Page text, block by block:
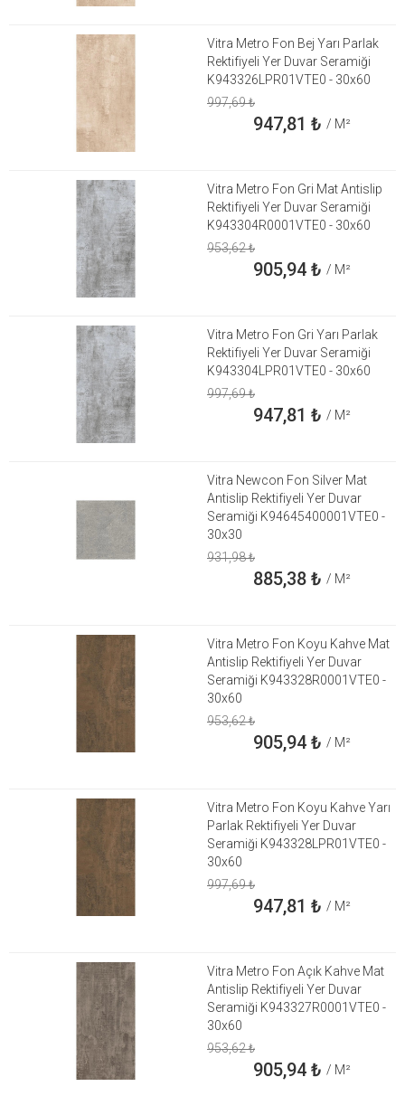
Vitra Metro Fon Bej Yarı Parlak
Rektifiyeli Yer Duvar Seramiği
K943326LPR01VTE0 - 30x60
997,69₺
947,81 ₺ / M²
Vitra Metro Fon Gri Mat Antislip
Rektifiyeli Yer Duvar Seramiği
K943304R0001VTE0 - 30x60
953,62₺
905,94₺ / M²
Vitra Metro Fon Gri Yarı Parlak
Rektifiyeli Yer Duvar Seramiği
K943304LPR01VTE0 - 30x60
997,69₺
947,81 ₺ / M²
Vitra Newcon Fon Silver Mat
Antislip Rektifiyeli Yer Duvar
Seramiği K94645400001VTE0 -
30x30
931,98₺
885,38₺ / M²
Vitra Metro Fon Koyu Kahve Mat
Antislip Rektifiyeli Yer Duvar
Seramiği K943328R0001VTE0 -
30x60
953,62₺
905,94₺ / M²
Vitra Metro Fon Koyu Kahve Yarı
Parlak Rektifiyeli Yer Duvar
Seramiği K943328LPR01VTE0 -
30x60
997,69₺
947,81 ₺ / M²
Vitra Metro Fon Açık Kahve Mat
Antislip Rektifiyeli Yer Duvar
Seramiği K943327R0001VTE0 -
30x60
953,62₺
905,94₺ / M²